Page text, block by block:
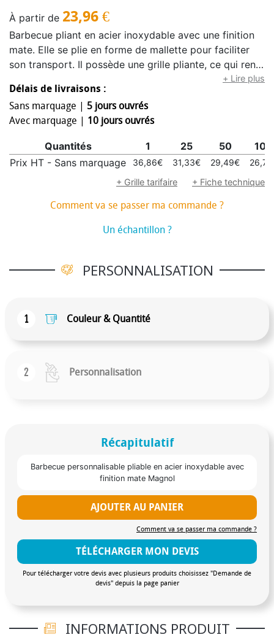
À partir de 23,96 €
Barbecue pliant en acier inoxydable avec une finition
mate. Elle se plie en forme de mallette pour faciliter
son transport. Il possède une grille pliante, ce qui rend
son utilisation plus fonctionnelle. Des jambes de
soutien antidérapantes pliables, lui assurant sécurité et
stabilité. Choix idéal pour les activités de plein air, les
événements, les repas entre amis ou en famille.Pliable
+ Lire plus
Délais de livraisons :
Sans marquage | 5 jours ouvrés
Avec marquage | 10 jours ouvrés
Quantités 1 25 50
100
Prix HT - Sans marquage
36,86€ 31,33€ 29,49€
+ Grille tarifaire
+ Fiche technique
Comment va se passer ma commande ?
Un échantillon ?
PERSONNALISATION
1 Couleur & Quantité
2 Personnalisation
Récapitulatif
Barbecue personnalisable pliable en acier inoxydable avec
finition mate Magnol
AJOUTER AU PANIER
Comment va se passer ma commande ?
TÉLÉCHARGER MON DEVIS
Pour télécharger votre devis avec plusieurs produits choisissez "Demande de
devis" depuis la page panier
INFORMATIONS PRODUIT